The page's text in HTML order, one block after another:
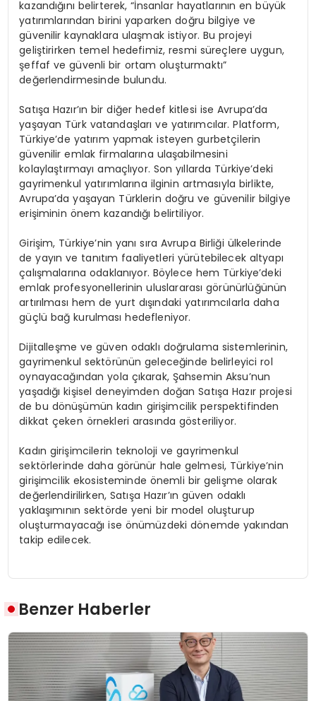
kazandığını belirterek, “İnsanlar hayatlarının en büyük
yatırımlarından birini yaparken doğru bilgiye ve
güvenilir kaynaklara ulaşmak istiyor. Bu projeyi
geliştirirken temel hedefimiz, resmi süreçlere uygun,
şeffaf ve güvenli bir ortam oluşturmaktı”
değerlendirmesinde bulundu.
Satışa Hazır’ın bir diğer hedef kitlesi ise Avrupa’da
yaşayan Türk vatandaşları ve yatırımcılar. Platform,
Türkiye’de yatırım yapmak isteyen gurbetçilerin
güvenilir emlak firmalarına ulaşabilmesini
kolaylaştırmayı amaçlıyor. Son yıllarda Türkiye’deki
gayrimenkul yatırımlarına ilginin artmasıyla birlikte,
Avrupa’da yaşayan Türklerin doğru ve güvenilir bilgiye
erişiminin önem kazandığı belirtiliyor.
Girişim, Türkiye’nin yanı sıra Avrupa Birliği ülkelerinde
de yayın ve tanıtım faaliyetleri yürütebilecek altyapı
çalışmalarına odaklanıyor. Böylece hem Türkiye’deki
emlak profesyonellerinin uluslararası görünürlüğünün
artırılması hem de yurt dışındaki yatırımcılarla daha
güçlü bağ kurulması hedefleniyor.
Dijitalleşme ve güven odaklı doğrulama sistemlerinin,
gayrimenkul sektörünün geleceğinde belirleyici rol
oynayacağından yola çıkarak, Şahsemin Aksu’nun
yaşadığı kişisel deneyimden doğan Satışa Hazır projesi
de bu dönüşümün kadın girişimcilik perspektifinden
dikkat çeken örnekleri arasında gösteriliyor.
Kadın girişimcilerin teknoloji ve gayrimenkul
sektörlerinde daha görünür hale gelmesi, Türkiye’nin
girişimcilik ekosisteminde önemli bir gelişme olarak
değerlendirilirken, Satışa Hazır’ın güven odaklı
yaklaşımının sektörde yeni bir model oluşturup
oluşturmayacağı ise önümüzdeki dönemde yakından
takip edilecek.
Benzer Haberler